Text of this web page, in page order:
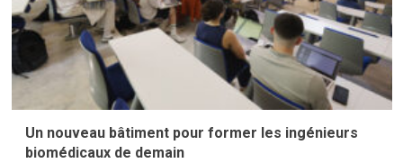
Un nouveau bâtiment pour former les ingénieurs
biomédicaux de demain